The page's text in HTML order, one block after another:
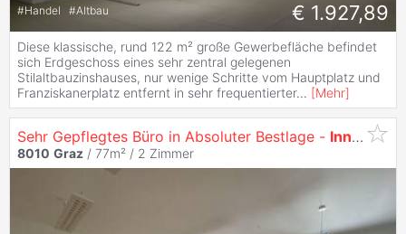
#Handel #Altbau € 1.927,89
Diese klassische, rund 122 m² große Gewerbefläche befindet
sich Erdgeschoss eines sehr zentral gelegenen
Stilaltbauzinshauses, nur wenige Schritte vom Hauptplatz und
Franziskanerplatz entfernt in sehr frequentierter... [Mehr]
Sehr Gepflegtes Büro in Absoluter Bestlage - Innere
8010 Graz / 77m² / 2 Zimmer